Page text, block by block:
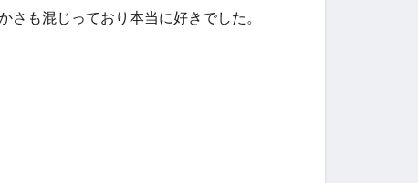
も混じっており本当に好きでした。